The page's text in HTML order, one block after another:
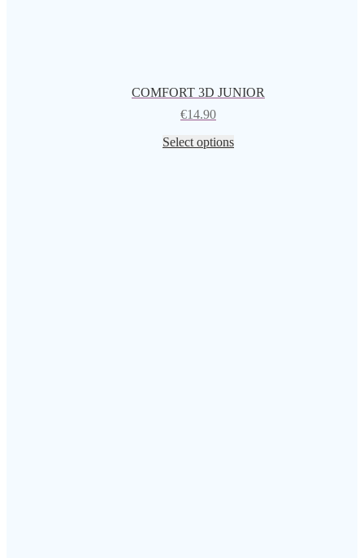
COMFORT 3D JUNIOR
€14.90
Select options